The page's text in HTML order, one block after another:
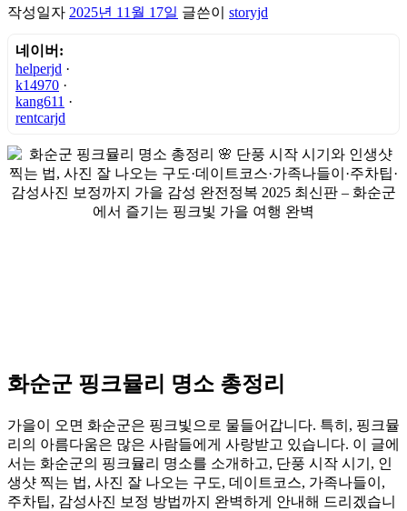
작성일자 2025년 11월 17일 글쓴이 storyjd
네이버:
helperjd ·
k14970 ·
kang611 ·
rentcarjd
화순군 핑크뮬리 명소 총정리
가을이 오면 화순군은 핑크빛으로 물들어갑니다. 특히, 핑크뮬
리의 아름다움은 많은 사람들에게 사랑받고 있습니다. 이 글에
서는 화순군의 핑크뮬리 명소를 소개하고, 단풍 시작 시기, 인
생샷 찍는 법, 사진 잘 나오는 구도, 데이트코스, 가족나들이,
주차팁, 감성사진 보정 방법까지 완벽하게 안내해 드리겠습니